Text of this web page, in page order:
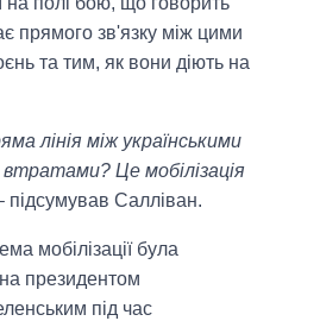
прямого зв'язку між цими
та тим, як вони діють на
лінія між українськими
Це мобілізація
підсумував Салліван.
мобілізації була
президентом
під час